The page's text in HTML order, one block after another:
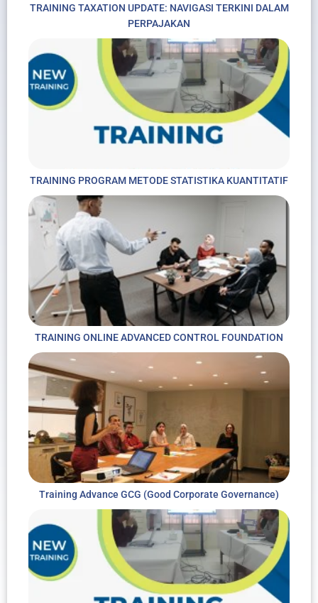
TRAINING TAXATION UPDATE: NAVIGASI TERKINI DALAM
PERPAJAKAN
TRAINING PROGRAM METODE STATISTIKA KUANTITATIF
TRAINING ONLINE ADVANCED CONTROL FOUNDATION
Training Advance GCG (Good Corporate Governance)